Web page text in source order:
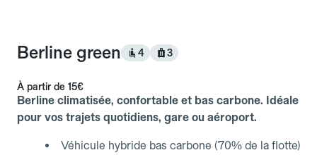
Berline green 4 3
À partir de 15€
Berline climatisée, confortable et bas carbone. Idéale
pour vos trajets quotidiens, gare ou aéroport.
Véhicule hybride bas carbone (70% de la flotte)